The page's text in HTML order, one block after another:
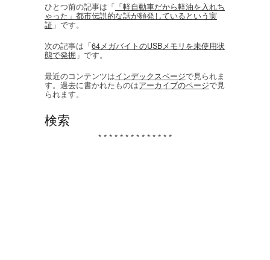
ひとつ前の記事は「 「軽自動車だから軽油を入れち
ゃった」都市伝説的な話が頻発しているという実
証 」です。
次の記事は「64メガバイトのUSBメモリを未使用状
態で発掘 」です。
最近のコンテンツはインデックスページで見られま
す。過去に書かれたものはアーカイブのページで見
られます。
検索
* * * * * * * * * * * * * *